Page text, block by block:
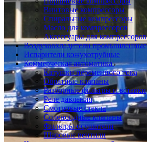
Винтовые компрессоры
Спиральные компрессоры
Масло для компрессоров
Аксессуары для компрессоров
Воздухоохладители промышленные
Испарители кожухотрубные
Коммерческая автоматика
Катушки переменного тока
Обратные клапаны
Разборные фильтры и вставки
Реле давления
Смотровые стекла
Соленоидные клапаны
Фильтры-осушители
Шаровые вентили